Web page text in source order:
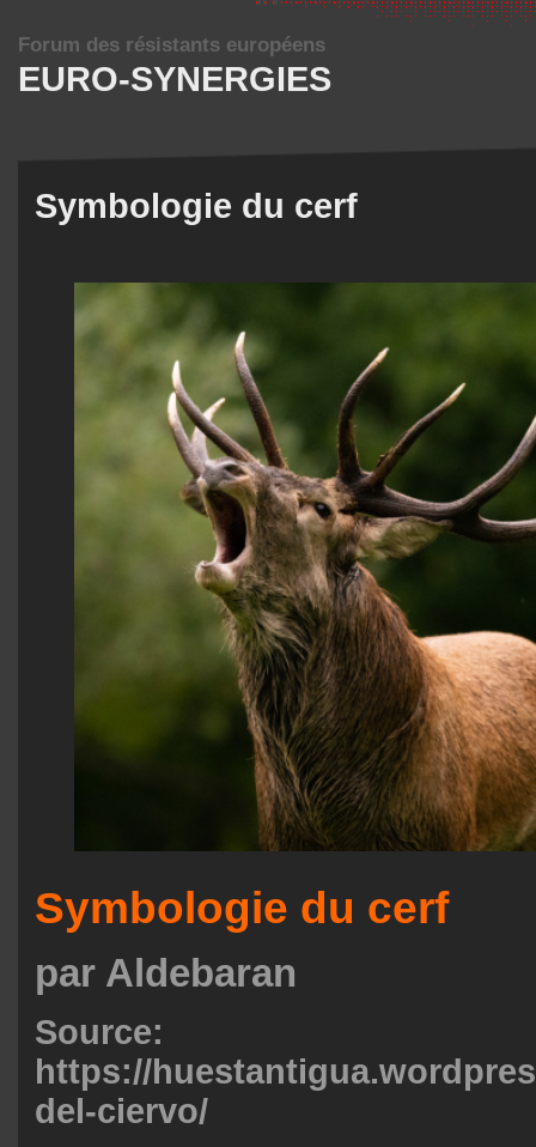
EURO-SYNERGIES
Forum des résistants européens
Symbologie du cerf
Symbologie du cerf
par Aldebaran
Source:
https://
del-ciervo/